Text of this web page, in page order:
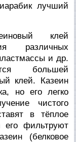
лучший
клей
различных
и др.
большей
клей. Казеин
но его легко
чистого
в тёплое
его фильтруют
(белковое